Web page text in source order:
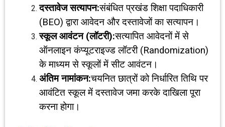
दस्तावेज सत्यापन:संबंधित प्रखंड शिक्षा पदाधिकारी
(BEO) द्वारा आवेदन और दस्तावेजों का सत्यापन।
स्कूल आवंटन (लॉटरी):सत्यापित आवेदनों में से
ऑनलाइन कंप्यूटराइज्ड लॉटरी (Randomization)
के माध्यम से स्कूलों में सीट आवंटन।
अंतिम नामांकन:चयनित छात्रों को निर्धारित तिथि पर
आवंटित स्कूल में दस्तावेज जमा करके दाखिला पूरा
करना होगा।